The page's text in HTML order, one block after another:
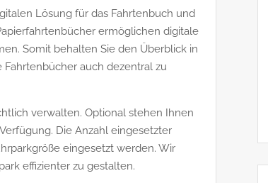
Lösung für das Fahrtenbuch und
ermöglichen digitale
Somit behalten Sie den Überblick in
auch dezentral zu
verwalten. Optional stehen Ihnen
Die Anzahl eingesetzter
eingesetzt werden. Wir
effizienter zu gestalten.